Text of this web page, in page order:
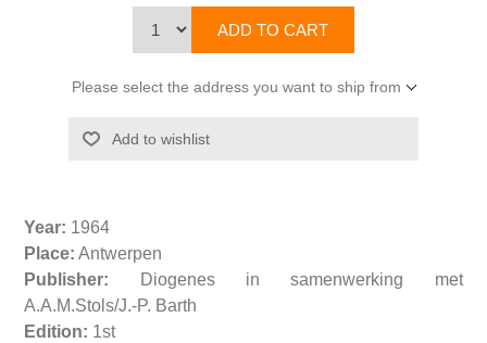
Please select the address you want to ship from
Year: 1964
Place: Antwerpen
Publisher: Diogenes in samenwerking met
A.A.M.Stols/J.-P. Barth
Edition: 1st